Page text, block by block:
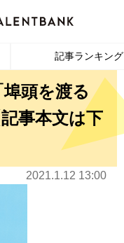
記事ランキング
埠頭を渡る
事本文は下
2021.1.12 13:00